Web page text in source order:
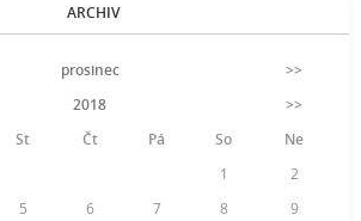
ARCHIV
prosinec
>>
2018
>>
St Čt Pá So
Ne
1
2
5 6 7 8
9